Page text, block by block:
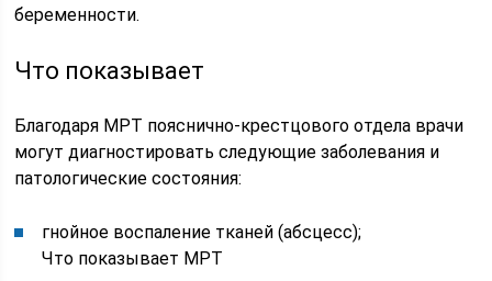
беременности.
Что показывает
Благодаря МРТ пояснично-крестцового отдела врачи
могут диагностировать следующие заболевания и
патологические состояния:
гнойное воспаление тканей (абсцесс);
Что показывает МРТ